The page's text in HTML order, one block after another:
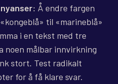
Å endre fargen
til «marineblå»
i en tekst med tre
noen målbar innvirkning
stort. Test radikalt
for å få klare svar.